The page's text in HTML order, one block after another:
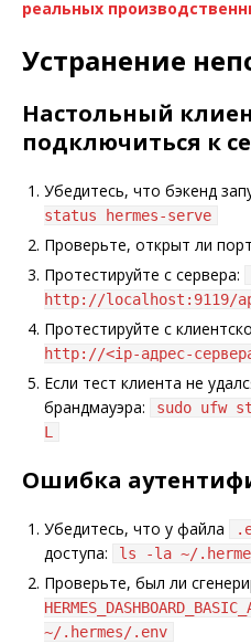
реальных
Устранение
Настольный
подключиться к
Убедитесь, что бэкенд
status hermes-serve
Проверьте, открыт ли
Протестируйте с сервера:
http://localhost:9119/
Протестируйте с
http://<ip-адрес-
Если тест клиента не
брандмауэра:
sudo ufw
L
Ошибка
Убедитесь, что у файла
доступа:
ls -la ~/
Проверьте, был ли
~/.hermes/.env